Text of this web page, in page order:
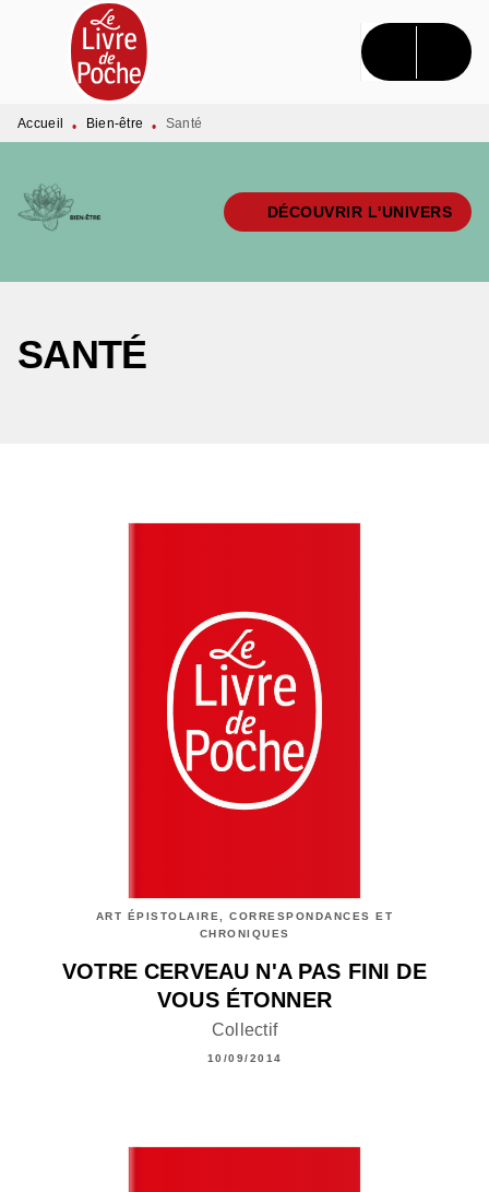
MENU RECHERCHE CONTENU
PIED DE PAGE
Accueil • Bien-être • Santé
DÉCOUVRIR L'UNIVERS
SANTÉ
ART ÉPISTOLAIRE, CORRESPONDANCES ET
CHRONIQUES
VOTRE CERVEAU N'A PAS FINI DE
VOUS ÉTONNER
Collectif
10/09/2014